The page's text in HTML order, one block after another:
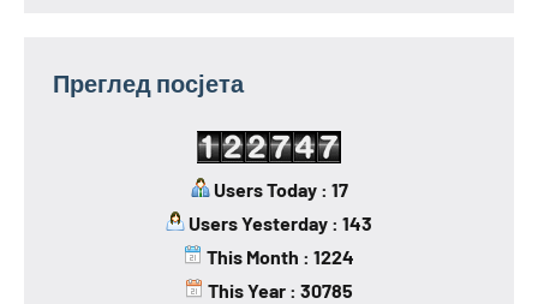
Преглед посјета
Users Today : 17
Users Yesterday : 143
This Month : 1224
This Year : 30785